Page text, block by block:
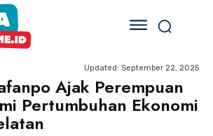
Updated: September 22, 2025
Ajak Perempuan
Pertumbuhan Ekonomi